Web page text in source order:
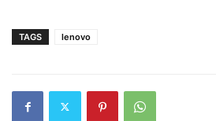
TAGS lenovo